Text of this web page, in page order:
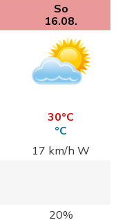
So
16.08.
30°C
°C
17 km/h W
20%